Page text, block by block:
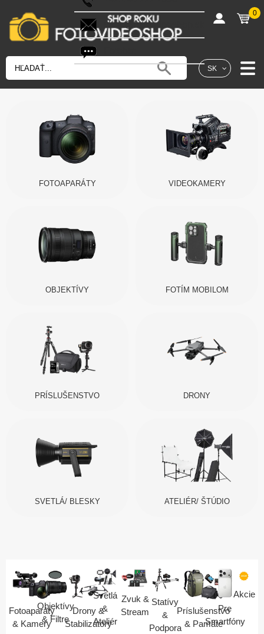
SK
shop@fotovideoshop.sk
0
FOTOAPARÁTY VIDEOKAMERY
OBJEKTÍVY FOTÍM MOBILOM
PRÍSLUŠENSTVO DRONY
SVETLÁ/ BLESKY ATELIÉR/ ŠTÚDIO
Fotoaparáty
& Kamery
Objektívy
& Filtre
Drony &
Stabilizátory
Svetlá
&
Ateliér
Zvuk &
Stream
Statívy
&
Podpora
Príslušenstvo
& Pamäte
Pre
Smartfóny
Akcie